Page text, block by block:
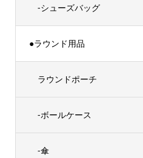
-シューズバッグ
●ラウンド用品
ラウンドポーチ
-ボールケース
-傘